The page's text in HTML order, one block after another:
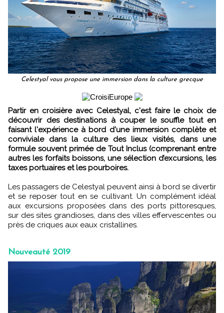
Celestyal vous propose une immersion dans la culture grecque
Partir en croisière avec Celestyal, c'est faire le choix de
découvrir des destinations à couper le souffle tout en
faisant l'expérience à bord d'une immersion complète et
conviviale dans la culture des lieux visités, dans une
formule souvent primée de Tout Inclus (comprenant entre
autres les forfaits boissons, une sélection d’excursions, les
taxes portuaires et les pourboires.
Les passagers de Celestyal peuvent ainsi à bord se divertir
et se reposer tout en se cultivant. Un complément idéal
aux excursions proposées dans des ports pittoresques,
sur des sites grandioses, dans des villes effervescentes ou
près de criques aux eaux cristallines.
Nouveauté 2019